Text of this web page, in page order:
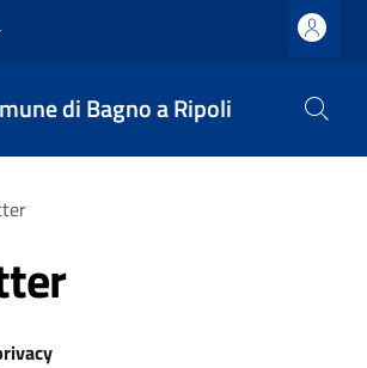
di Bagno a Ripoli